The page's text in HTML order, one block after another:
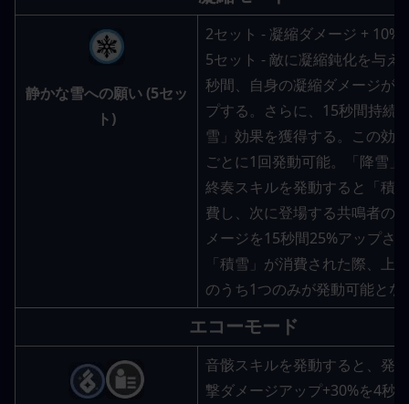
静かな雪への願い (5セッ
ト)
2セット - 凝縮ダメージ + 10%
5セット - 敵に凝縮鈍化を与え
秒間、自身の凝縮ダメージが
プする。さらに、15秒間持続
雪」効果を獲得する。この効
ごとに1回発動可能。「降雪」
終奏スキルを発動すると「積
費し、次に登場する共鳴者の
メージを15秒間25%アップさ
「積雪」が消費された際、上
のうち1つのみが発動可能とな
エコーモード
音骸スキルを発動すると、発
撃ダメージアップ+30%を4秒